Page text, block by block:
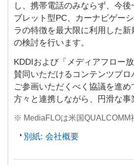
し、携帯電話のみならず、今
ブレット型PC、カーナビゲー
ラの特徴を最大限に利用した
の検討を行います。
KDDIおよび「メディアフロー
賛同いただけるコンテンツプ
ご参画いただくべく協議を進
方々と連携しながら、円滑な
※ MediaFLOは米国QUALCOMM
別紙: 会社概要